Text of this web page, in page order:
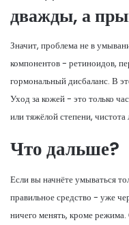
дважды, а
Значит, проблема не в
компонентов - ретиноидов,
гормональный дисбаланс. В
Уход за кожей - это только
или тяжёлой степени, чистота
Что дальше?
Если вы начнёте умываться
правильное средство - уже
ничего менять, кроме